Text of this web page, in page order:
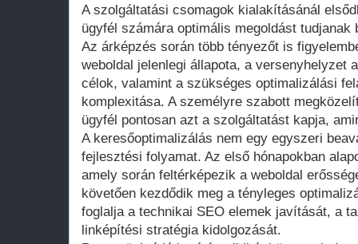
A szolgáltatási csomagok kialakításánál
ügyfél számára optimális megoldást tudjanak
Az árképzés során több tényezőt is
weboldal jelenlegi állapota, a versenyhelyzet
célok, valamint a szükséges optimalizálási
komplexitása. A személyre szabott
ügyfél pontosan azt a szolgáltatást kapja,
A keresőoptimalizálás nem egy egyszeri
fejlesztési folyamat. Az első hónapokban
amely során feltérképezik a weboldal
követően kezdődik meg a tényleges
foglalja a technikai SEO elemek javítását, a
linképítési stratégia kidolgozását.